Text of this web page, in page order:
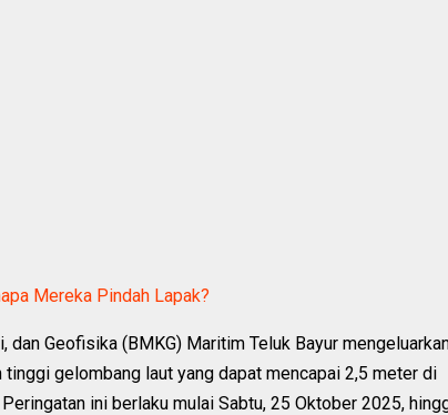
Mereka Pindah Lapak?
Geofisika (BMKG) Maritim Teluk Bayur
gelombang laut yang dapat mencapai 2,5 meter di
ini berlaku mulai Sabtu, 25 Oktober 2025,